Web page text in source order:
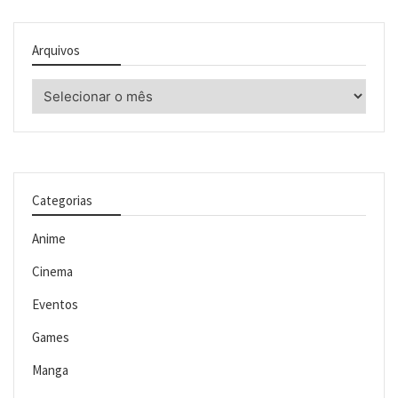
Arquivos
Categorias
Anime
Cinema
Eventos
Games
Manga